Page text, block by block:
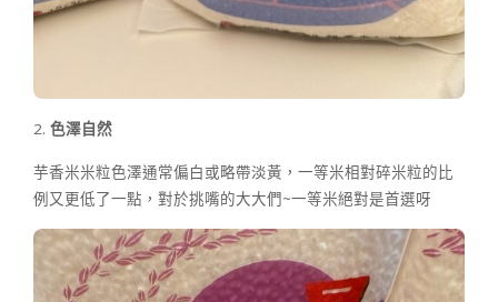
2. 色澤自然
芋香米米粒色澤通常偏白或略帶淡黃，一等米相對碎米粒的比
例又更低了一點，對於挑嘴的大大們~一等米絕對是首選呀